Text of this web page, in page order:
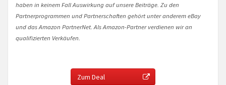
haben in keinem Fall Auswirkung auf unsere Beiträge. Zu den
Partnerprogrammen und Partnerschaften gehört unter anderem eBay
und das Amazon PartnerNet. Als Amazon-Partner verdienen wir an
qualifizierten Verkäufen.
Zum Deal